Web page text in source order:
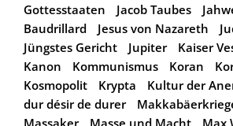
Gottesstaaten
Jacob Taubes
Baudrillard
Jesus von Nazareth
Jüngstes Gericht
Jupiter
Kaiser
Kanon
Kommunismus Koran
Kosmopolit
Krypta Kultur der
dur désir de durer
Massaker
Masse und Macht
Max